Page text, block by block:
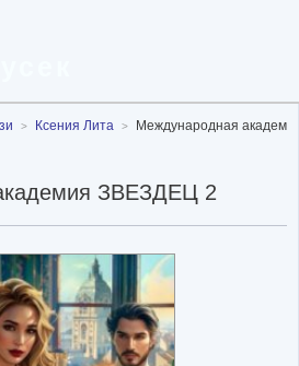
Ксения Лита Международная
ЗВЕЗДЕЦ 2